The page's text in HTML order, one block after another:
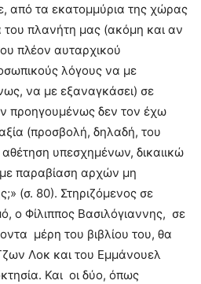
από τα εκατομμύρια της χώρας
του πλανήτη μας (ακόμη και αν
πλέον αυταρχικού
λόγους να με
να με εξαναγκάσει) σε
προηγουμένως δεν τον έχω
(προσβολή, δηλαδή, του
αθέτηση υπεσχημένων, δικαιικώ
παραβίαση αρχών μη
(σ. 80). Στηριζόμενος σε
ο Φίλιππος Βασιλόγιαννης, σε
μέρη του βιβλίου του, θα
Λοκ και του Εμμάνουελ
Και οι δύο, όπως